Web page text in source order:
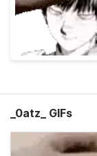
_0atz_ GIFs